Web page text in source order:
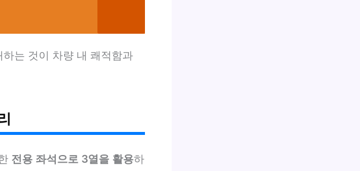
는 것이 차량 내 쾌적함과
전용 좌석으로 3열을 활용하